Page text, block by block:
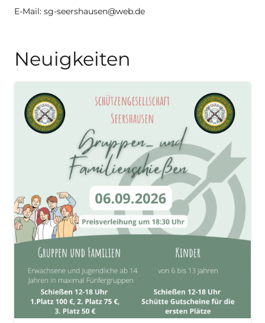
E-Mail: sg-seershausen@web.de
Neuigkeiten